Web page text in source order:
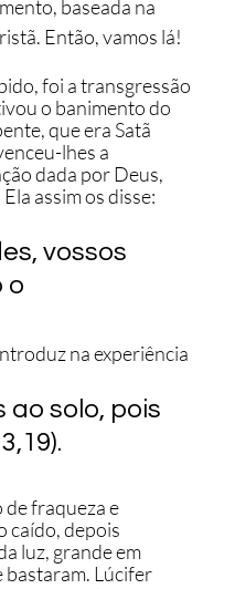
baseada na
Então, vamos lá!
foi a transgressão
o banimento do
que era Satã
lhes a
dada por Deus,
assim os disse:
vossos
o
na experiência
ao solo, pois
de fraqueza e
caído, depois
luz, grande em
bastaram. Lúcifer